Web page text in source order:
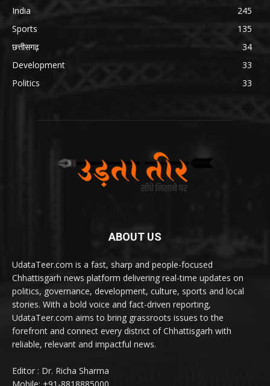
India
245
Sports
135
छत्तीसगढ़
34
Development
33
Politics
33
ABOUT US
UdataTeer.com is a fast, sharp and people-focused
Chhattisgarh news platform delivering real-time updates on
politics, governance, development, culture, sports and local
stories. With a bold voice and fact-driven reporting,
UdataTeer.com aims to bring grassroots issues to the
forefront and connect every district of Chhattisgarh with
reliable, relevant and impactful news.
Editor : Dr. Richa Sharma